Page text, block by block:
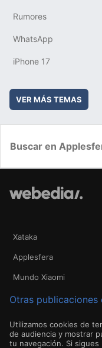
Rumores
WhatsApp
iPhone 17
VER MÁS TEMAS
Xataka
Applesfera
Mundo Xiaomi
Otras publicaciones
Utilizamos cookies de
de audiencia y mostrar
tu navegación. Si